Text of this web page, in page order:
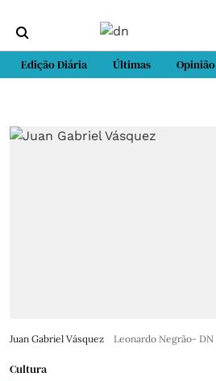
Edição Diária Últimas Opinião
Juan Gabriel Vásquez Leonardo Negrão- DN
Cultura